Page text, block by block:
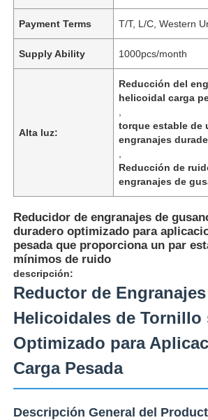
Payment Terms T/T, L/C, Western
Supply Ability 1000pcs/month
Alta luz:
Reducción del
helicoidal carga
torque estable de
engranajes
Reducción de
engranajes de
Reducidor de engranajes de
duradero optimizado para
pesada que proporciona un par
mínimos de ruido
descripción:
Reductor de Engranajes
Helicoidales de Tornillo
Optimizado para
Carga Pesada
Descripción General del